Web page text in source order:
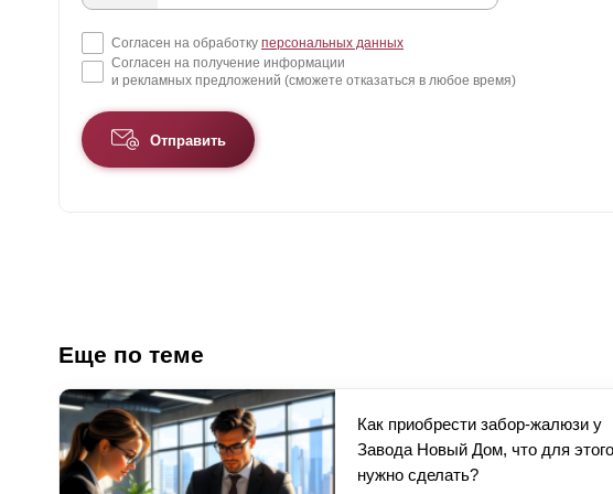
Согласен на обработку персональных данных
Согласен на получение информации
и рекламных предложений (сможете отказаться в любое время)
Отправить
Еще по теме
Как приобрести забор-жалюзи у
Завода Новый Дом, что для этого
нужно сделать?